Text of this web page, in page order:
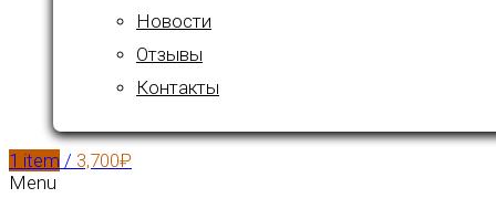
Новости
Отзывы
Контакты
1 item / 3,700₽
Menu